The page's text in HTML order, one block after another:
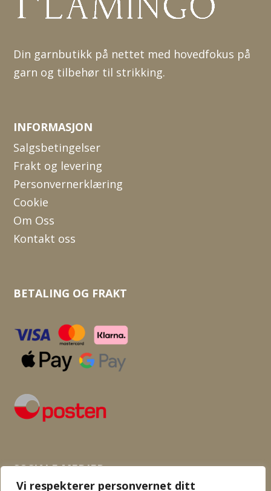
Vi respekterer personvernet ditt
Din garnbutikk på nettet med hovedfokus på
garn og tilbehør til strikking.
INFORMASJON
Salgsbetingelser
Frakt og levering
Personvernerklæring
Cookie
Om Oss
Kontakt oss
BETALING OG FRAKT
SOSIALE MEDIER